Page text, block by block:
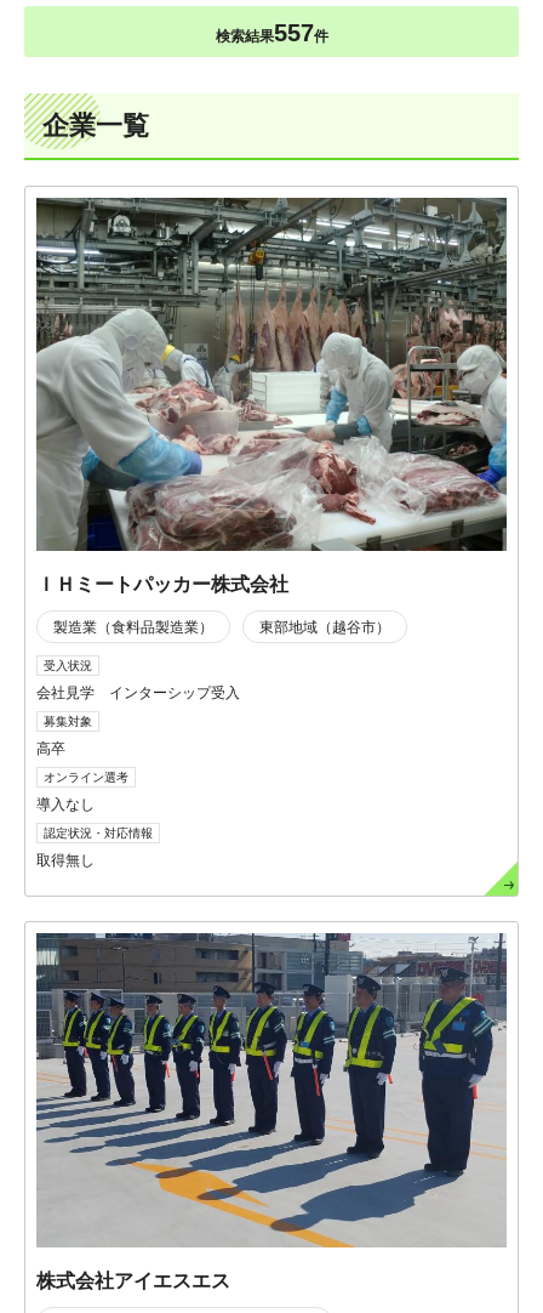
検索結果557件
企業一覧
ＩＨミートパッカー株式会社
製造業（食料品製造業） 東部地域（越谷市）
受入状況
会社見学 インターシップ受入
募集対象
高卒
オンライン選考
導入なし
認定状況・対応情報
取得無し
株式会社アイエスエス